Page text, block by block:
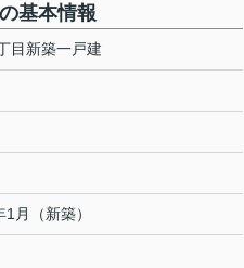
基本情報
目新築一戸建
月（新築）